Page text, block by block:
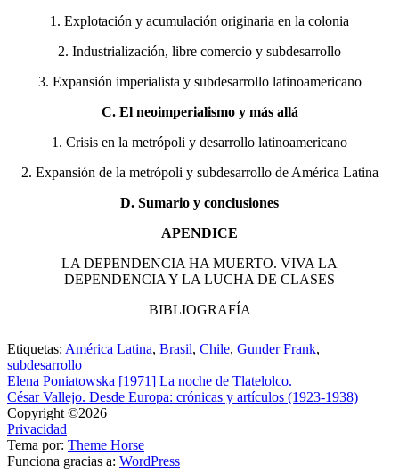
1. Explotación y acumulación originaria en la colonia
2. Industrialización, libre comercio y subdesarrollo
3. Expansión imperialista y subdesarrollo latinoamericano
C. El neoimperialismo y más allá
1. Crisis en la metrópoli y desarrollo latinoamericano
2. Expansión de la metrópoli y subdesarrollo de América Latina
D. Sumario y conclusiones
APENDICE
LA DEPENDENCIA HA MUERTO. VIVA LA
DEPENDENCIA Y LA LUCHA DE CLASES
BIBLIOGRAFÍA
Etiquetas: América Latina, Brasil, Chile, Gunder Frank,
subdesarrollo
Elena Poniatowska [1971] La noche de Tlatelolco.
César Vallejo. Desde Europa: crónicas y artículos (1923-1938)
Copyright ©2026
Privacidad
Tema por: Theme Horse
Funciona gracias a: WordPress